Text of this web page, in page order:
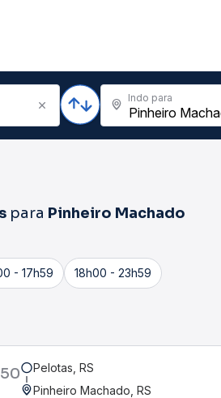
Indo para
para Pinheiro Machado
- 17h59 18h00 - 23h59
Pelotas, RS
Pinheiro Machado, RS